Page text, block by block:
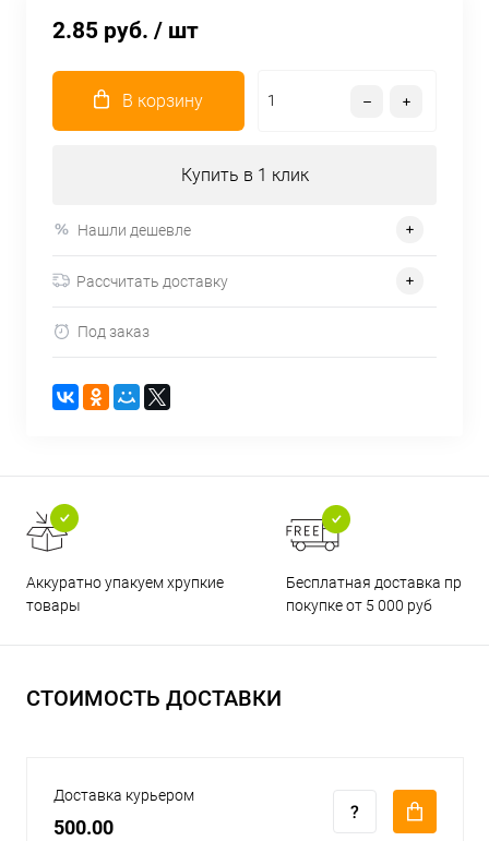
2.85 руб. / шт
В корзину
Купить в 1 клик
Нашли дешевле
Рассчитать доставку
Под заказ
Аккуратно упакуем хрупкие
товары
Бесплатная доставка при
покупке от 5 000 руб
СТОИМОСТЬ ДОСТАВКИ
Доставка курьером
500.00